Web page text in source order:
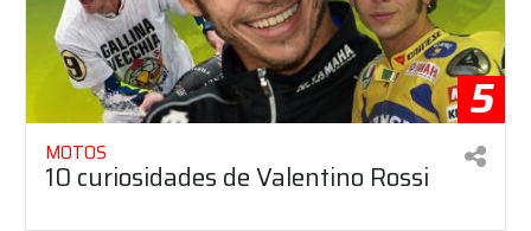
5
MOTOS
10 curiosidades de Valentino Rossi